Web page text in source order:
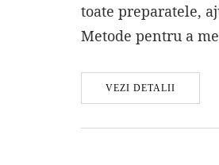
toate preparatele,
Metode pentru a
VEZI DETALII